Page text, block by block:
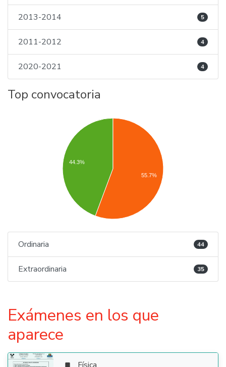
2013-2014 5
2011-2012 4
2020-2021 4
Top convocatoria
44.3%
55.7%
Ordinaria 44
Extraordinaria 35
Exámenes en los que
aparece